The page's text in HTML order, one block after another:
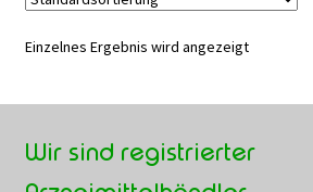
Einzelnes Ergebnis wird angezeigt
Wir sind registrierter